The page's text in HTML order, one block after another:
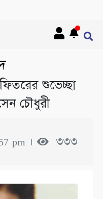
শুভেচ্ছা
চৌধুরী
pm । ৩৩৩